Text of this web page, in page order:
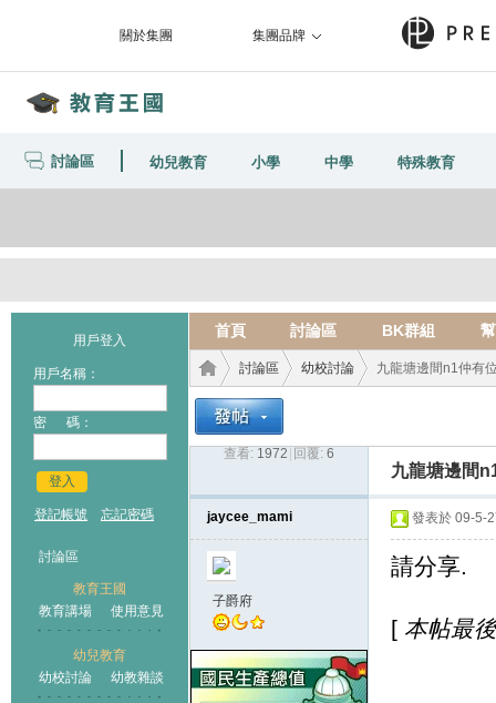
關於集團 集團品牌
討論區 幼兒教育 小學 中學 特殊教育
用戶登入
用戶名稱：
密 碼：
登入
登記帳號 忘記密碼
討論區
教育王國
教育講場
使用意見
幼兒教育
幼校討論
幼教雜談
首頁 討論區 BK群組
王國
討論區
›
幼校討論 九龍塘邊間n1仲有
查看: 1972 回覆: 6
九龍塘邊間
jaycee_mami
子爵府
發表於 09-5-
請分享.
[ 本帖最